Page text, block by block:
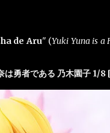
de Aru" (Yuki Yuna is a
は勇者である 乃木園子 1/8